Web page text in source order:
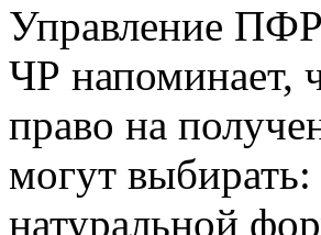
Управление
ЧР напоминает,
право на
могут
натуральной